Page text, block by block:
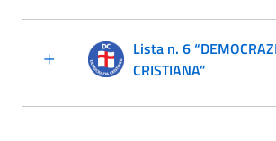
Lista n. 6
CRISTIANA”